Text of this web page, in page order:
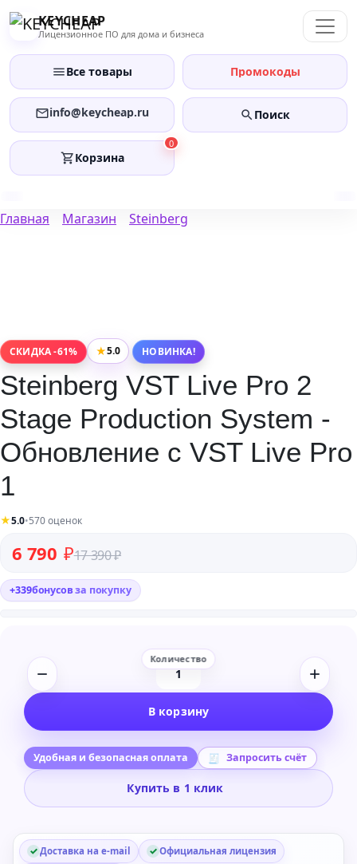
Перейти
KEYCHEAP
Лицензионное ПО для дома и бизнеса
Все товары Промокоды
info@keycheap.ru Поиск
0
Корзина
Главная Магазин Steinberg
СКИДКА -61% ★5.0 НОВИНКА!
Steinberg VST Live Pro 2
Stage Production System -
Обновление с VST Live Pro
1
★5.0•570 оценок
17 390₽
Первоначальная цена составляла 17 390 ₽.
6 790 ₽
Текущая цена: 6 790 ₽.
+339бонусовза покупку
Количество
Steinberg
Live
2
Production
System
В корзину
Удобная и безопасная оплата Запросить счёт
Купить в 1 клик
Доставка на e-mail
Официальная лицензия